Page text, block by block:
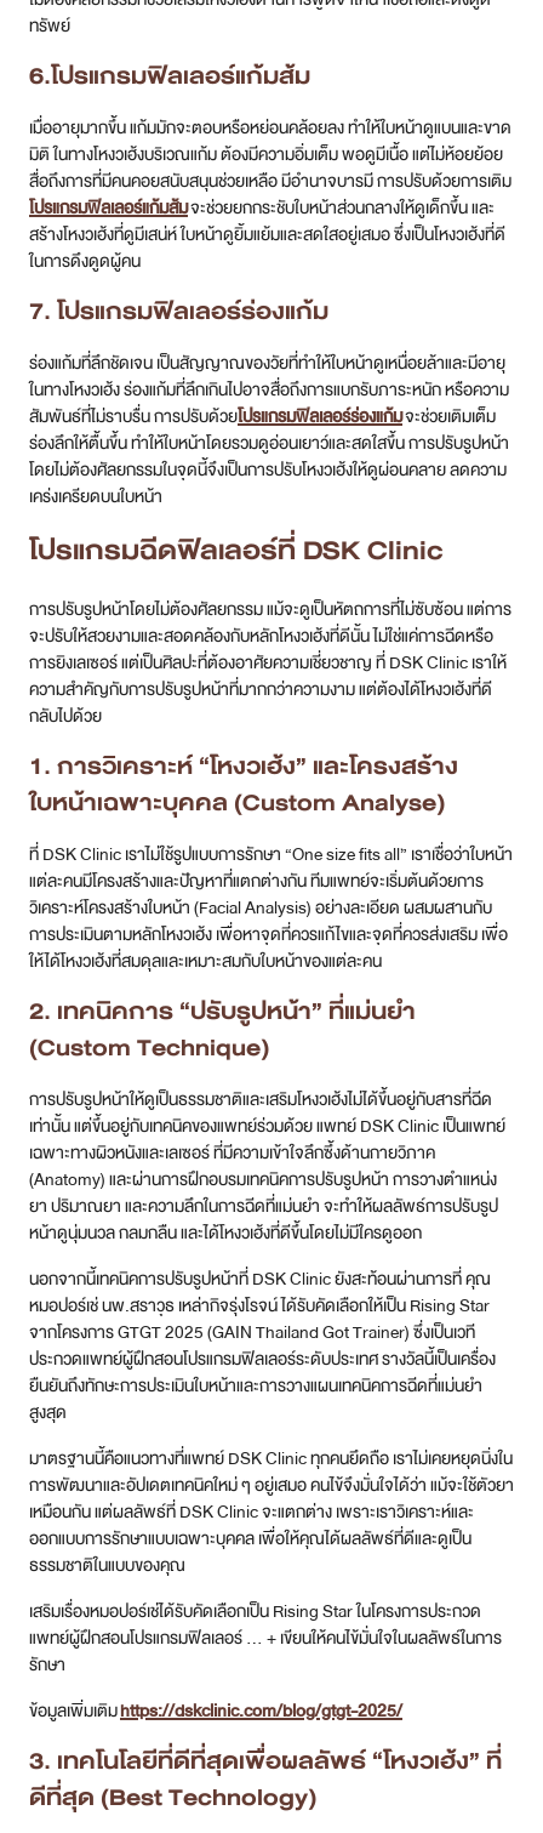
ทรัพย์
6.โปรแกรมฟิลเลอร์แก้มส้ม
เมื่ออายุมากขึ้น แก้มมักจะตอบหรือหย่อนคล้อยลง ทำให้ใบหน้าดูแบนและขาด
มิติ ในทางโหงวเฮ้งบริเวณแก้ม ต้องมีความอิ่มเต็ม พอดูมีเนื้อ แต่ไม่ห้อยย้อย
สื่อถึงการที่มีคนคอยสนับสนุนช่วยเหลือ มีอำนาจบารมี การปรับด้วยการเติม
โปรแกรมฟิลเลอร์แก้มส้มจะช่วยยกกระชับใบหน้าส่วนกลางให้ดูเด็กขึ้น และ
สร้างโหงวเฮ้งที่ดูมีเสน่ห์ ใบหน้าดูยิ้มแย้มและสดใสอยู่เสมอ ซึ่งเป็นโหงวเฮ้งที่ดี
ในการดึงดูดผู้คน
7. โปรแกรมฟิลเลอร์ร่องแก้ม
ร่องแก้มที่ลึกชัดเจน เป็นสัญญาณของวัยที่ทำให้ใบหน้าดูเหนื่อยล้าและมีอายุ
ในทางโหงวเฮ้ง ร่องแก้มที่ลึกเกินไปอาจสื่อถึงการแบกรับภาระหนัก หรือความ
สัมพันธ์ที่ไม่ราบรื่น การปรับด้วยโปรแกรมฟิลเลอร์ร่องแก้มจะช่วยเติมเต็ม
ร่องลึกให้ตื้นขึ้น ทำให้ใบหน้าโดยรวมดูอ่อนเยาว์และสดใสขึ้น การปรับรูปหน้า
โดยไม่ต้องศัลยกรรมในจุดนี้จึงเป็นการปรับโหงวเฮ้งให้ดูผ่อนคลาย ลดความ
เคร่งเครียดบนใบหน้า
โปรแกรมฉีดฟิลเลอร์ที่ DSK Clinic
การปรับรูปหน้าโดยไม่ต้องศัลยกรรม แม้จะดูเป็นหัตถการที่ไม่ซับซ้อน แต่การ
จะปรับให้สวยงามและสอดคล้องกับหลักโหงวเฮ้งที่ดีนั้น ไม่ใช่แค่การฉีดหรือ
การยิงเลเซอร์ แต่เป็นศิลปะที่ต้องอาศัยความเชี่ยวชาญ ที่ DSK Clinic เราให้
ความสำคัญกับการปรับรูปหน้าที่มากกว่าความงาม แต่ต้องได้โหงวเฮ้งที่ดี
กลับไปด้วย
1. การวิเคราะห์ “โหงวเฮ้ง” และโครงสร้าง
ใบหน้าเฉพาะบุคคล (Custom Analyse)
ที่ DSK Clinic เราไม่ใช้รูปแบบการรักษา “One size fits all” เราเชื่อว่าใบหน้า
แต่ละคนมีโครงสร้างและปัญหาที่แตกต่างกัน ทีมแพทย์จะเริ่มต้นด้วยการ
วิเคราะห์โครงสร้างใบหน้า (Facial Analysis) อย่างละเอียด ผสมผสานกับ
การประเมินตามหลักโหงวเฮ้ง เพื่อหาจุดที่ควรแก้ไขและจุดที่ควรส่งเสริม เพื่อ
ให้ได้โหงวเฮ้งที่สมดุลและเหมาะสมกับใบหน้าของแต่ละคน
2. เทคนิคการ “ปรับรูปหน้า” ที่แม่นยำ
(Custom Technique)
การปรับรูปหน้าให้ดูเป็นธรรมชาติและเสริมโหงวเฮ้งไม่ได้ขึ้นอยู่กับสารที่ฉีด
เท่านั้น แต่ขึ้นอยู่กับเทคนิคของแพทย์ร่วมด้วย แพทย์ DSK Clinic เป็นแพทย์
เฉพาะทางผิวหนังและเลเซอร์ ที่มีความเข้าใจลึกซึ้งด้านกายวิภาค
(Anatomy) และผ่านการฝึกอบรมเทคนิคการปรับรูปหน้า การวางตำแหน่ง
ยา ปริมาณยา และความลึกในการฉีดที่แม่นยำ จะทำให้ผลลัพธ์การปรับรูป
หน้าดูนุ่มนวล กลมกลืน และได้โหงวเฮ้งที่ดีขึ้นโดยไม่มีใครดูออก
นอกจากนี้เทคนิคการปรับรูปหน้าที่ DSK Clinic ยังสะท้อนผ่านการที่ คุณ
หมอปอร์เช่ นพ.สราวุธ เหล่ากิจรุ่งโรจน์ ได้รับคัดเลือกให้เป็น Rising Star
จากโครงการ GTGT 2025 (GAIN Thailand Got Trainer) ซึ่งเป็นเวที
ประกวดแพทย์ผู้ฝึกสอนโปรแกรมฟิลเลอร์ระดับประเทศ รางวัลนี้เป็นเครื่อง
ยืนยันถึงทักษะการประเมินใบหน้าและการวางแผนเทคนิคการฉีดที่แม่นยำ
สูงสุด
มาตรฐานนี้คือแนวทางที่แพทย์ DSK Clinic ทุกคนยึดถือ เราไม่เคยหยุดนิ่งใน
การพัฒนาและอัปเดตเทคนิคใหม่ ๆ อยู่เสมอ คนไข้จึงมั่นใจได้ว่า แม้จะใช้ตัวยา
เหมือนกัน แต่ผลลัพธ์ที่ DSK Clinic จะแตกต่าง เพราะเราวิเคราะห์และ
ออกแบบการรักษาแบบเฉพาะบุคคล เพื่อให้คุณได้ผลลัพธ์ที่ดีและดูเป็น
ธรรมชาติในแบบของคุณ
เสริมเรื่องหมอปอร์เช่ได้รับคัดเลือกเป็น Rising Star ในโครงการประกวด
แพทย์ผู้ฝึกสอนโปรแกรมฟิลเลอร์ … + เขียนให้คนไข้มั่นใจในผลลัพธ์ในการ
รักษา
ข้อมูลเพิ่มเติมhttps://dskclinic.com/blog/gtgt-2025/
3. เทคโนโลยีที่ดีที่สุดเพื่อผลลัพธ์ “โหงวเฮ้ง” ที่
ดีที่สุด (Best Technology)